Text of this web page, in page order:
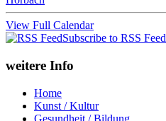
View Full Calendar
Subscribe to RSS Feed
weitere Info
Home
Kunst / Kultur
Gesundheit / Bildung